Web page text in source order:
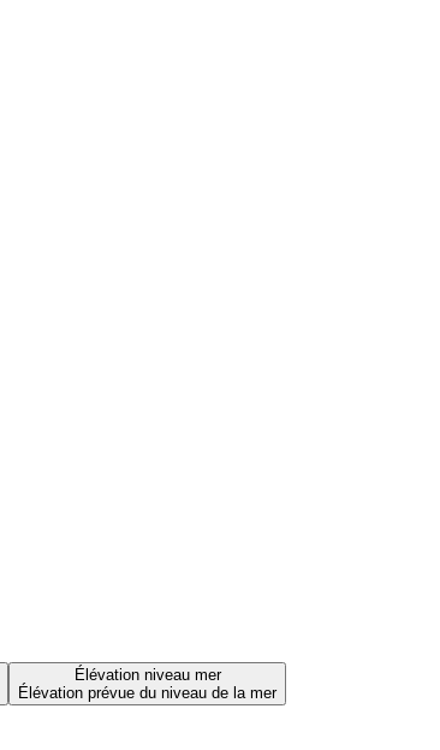
Élévation niveau mer
Élévation prévue du niveau de la mer